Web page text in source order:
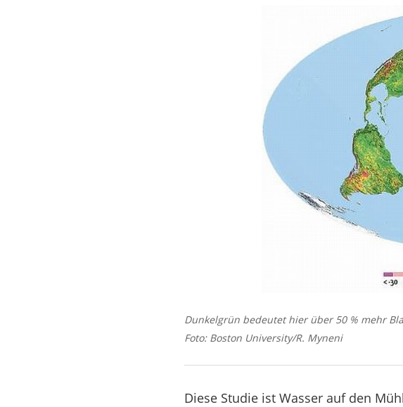
Dunkelgrün bedeutet hier über 50 % mehr
Foto: Boston University/R. Myneni
Diese Studie ist Wasser auf den